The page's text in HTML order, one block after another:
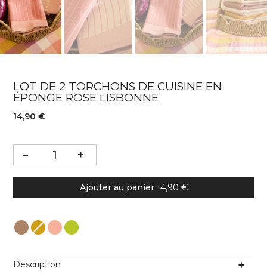
LOT DE 2 TORCHONS DE CUISINE EN
ÉPONGE ROSE LISBONNE
14,90 €
Couleur
Ajouter au panier 14,90 €
Description